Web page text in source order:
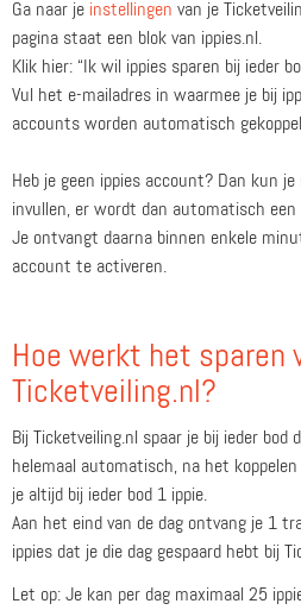
Ga naar je instellingen van je
pagina staat een blok van ippies.nl.
Klik hier: “Ik wil ippies sparen bij ieder
Vul het e-mailadres in waarmee je bij
accounts worden automatisch
Heb je geen ippies account? Dan kun
invullen, er wordt dan automatisch
Je ontvangt daarna binnen enkele
account te activeren.
Hoe werkt het sparen
Ticketveiling.nl?
Bij Ticketveiling.nl spaar je bij ieder bod
helemaal automatisch, na het
je altijd bij ieder bod 1 ippie.
Aan het eind van de dag ontvang je 1
ippies dat je die dag gespaard hebt bij
Let op: Je kan per dag maximaal 25